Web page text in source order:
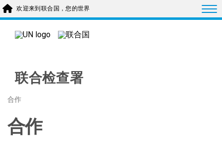
Skip to main content
欢迎来到联合国，您的世界
联合检查署
合作
合作